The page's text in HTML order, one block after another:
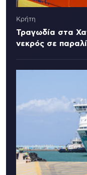
Κρήτη
Τραγωδία στα
νεκρός σε